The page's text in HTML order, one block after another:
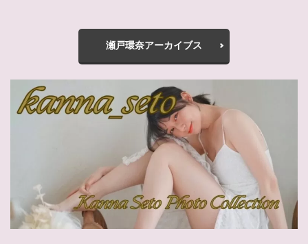
瀬戸環奈アーカイブス